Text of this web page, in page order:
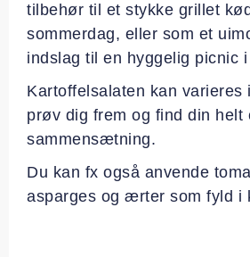
tilbehør til et stykke grillet
sommerdag, eller som et
indslag til en hyggelig picnic
Kartoffelsalaten kan varieres
prøv dig frem og find din helt
sammensætning.
Du kan fx også anvende
asparges og ærter som fyld i